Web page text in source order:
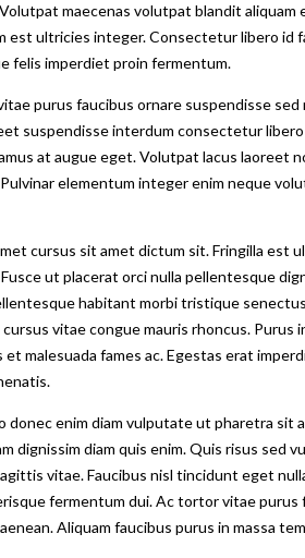
maecenas volutpat blandit
est ultricies integer. Consectetur libero
felis imperdiet proin fermentum.
purus faucibus ornare suspendisse
suspendisse interdum consectetur
at augue eget. Volutpat lacus laoreet
elementum integer enim neque
cursus sit amet dictum sit. Fringilla est
ut placerat orci nulla pellentesque
habitant morbi tristique
vitae congue mauris rhoncus. Purus
fames ac. Egestas erat
enim diam vulputate ut pharetra
dignissim diam quis enim. Quis risus
vitae. Faucibus nisl tincidunt eget
fermentum dui. Ac tortor vitae purus
Aliquam faucibus purus in massa